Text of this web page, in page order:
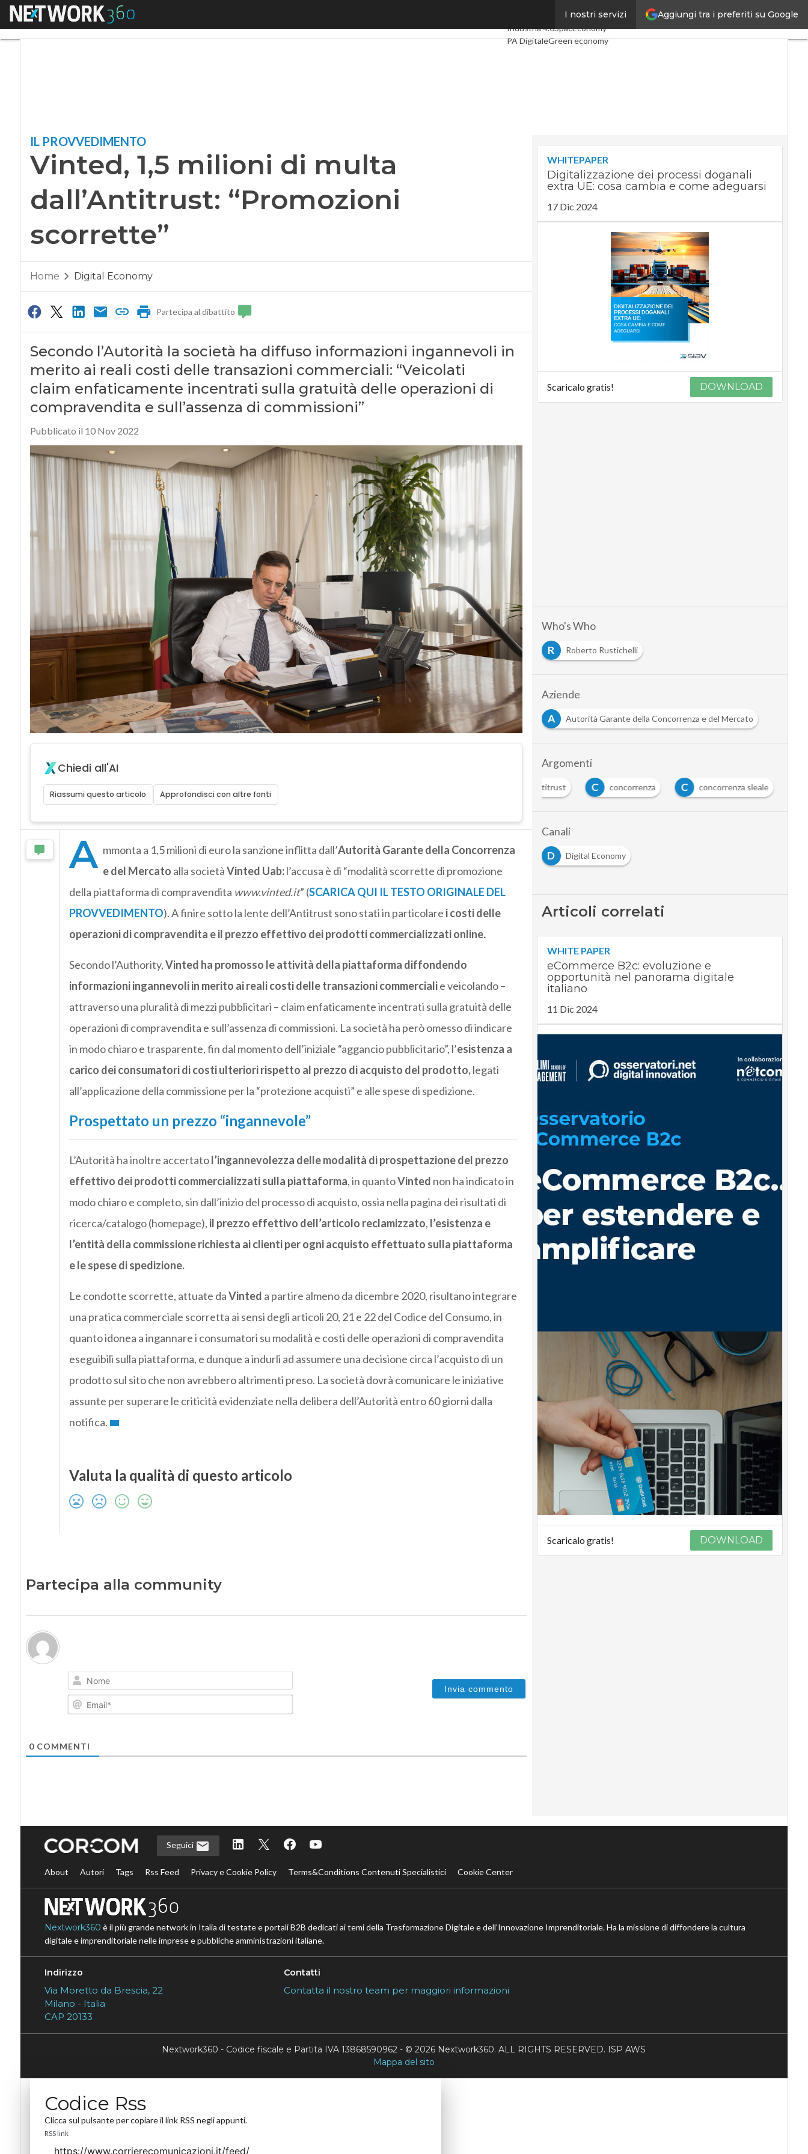
Aggiungi tra i preferiti su Google
I nostri servizi
Menu Digital EconomyTelco
Industria 4.0SpacEconomy
PA DigitaleGreen economy
IL PROVVEDIMENTO
Vinted, 1,5 milioni di multa
dall’Antitrust: “Promozioni
scorrette”
Home Digital Economy
Partecipa al dibattito
Secondo l’Autorità la società ha diffuso informazioni ingannevoli in
merito ai reali costi delle transazioni commerciali: “Veicolati
claim enfaticamente incentrati sulla gratuità delle operazioni di
compravendita e sull’assenza di commissioni”
Pubblicato il 10 Nov 2022
Chiedi all'AI
Riassumi questo articolo Approfondisci con altre fonti
A mmonta a 1,5 milioni di euro la sanzione inflitta dall’Autorità Garante della Concorrenza
e del Mercato alla societàVinted Uab:l’accusa è di “modalità scorrette di promozione
della piattaforma di compravendita www.vinted.it” (SCARICA QUI IL TESTO ORIGINALE DEL
PROVVEDIMENTO). A finire sotto la lente dell’Antitrust sono stati in particolare i costi delle
operazioni di compravendita e il prezzo effettivo dei prodotti commercializzati online.
Secondo l’Authority,Vinted ha promosso le attività della piattaforma diffondendo
informazioni ingannevoli in merito ai reali costi delle transazioni commercialie veicolando –
attraverso una pluralità di mezzi pubblicitari – claim enfaticamente incentrati sulla gratuità delle
operazioni di compravendita e sull’assenza di commissioni. La società ha però omesso di indicare
in modo chiaro e trasparente, fin dal momento dell’iniziale “aggancio pubblicitario”, l’esistenza a
carico dei consumatori di costi ulteriori rispetto al prezzo di acquisto del prodotto,legati
all’applicazione della commissione per la “protezione acquisti” e alle spese di spedizione.
Prospettato un prezzo “ingannevole”
L’Autorità ha inoltre accertatol’ingannevolezza delle modalità di prospettazione del prezzo
effettivo dei prodotti commercializzati sulla piattaforma, in quantoVinted non ha indicato in
modo chiaro e completo, sin dall’inizio del processo di acquisto, ossia nella pagina dei risultati di
ricerca/catalogo (homepage), il prezzo effettivo dell’articolo reclamizzato, l’esistenza e
l’entità della commissione richiesta ai clienti per ogni acquisto effettuato sulla piattaforma
e le spese di spedizione.
Le condotte scorrette, attuate daVinted a partire almeno da dicembre 2020, risultano integrare
una pratica commerciale scorretta ai sensi degli articoli 20, 21 e 22 del Codice del Consumo, in
quanto idonea a ingannare i consumatori su modalità e costi delle operazioni di compravendita
eseguibili sulla piattaforma, e dunque a indurli ad assumere una decisione circa l’acquisto di un
prodotto sul sito che non avrebbero altrimenti preso. La società dovrà comunicare le iniziative
assunte per superare le criticità evidenziate nella delibera dell’Autorità entro 60 giorni dalla
notifica.
Valuta la qualità di questo articolo
Partecipa alla community
Nome
Email*
0COMMENTI
WHITEPAPER
Digitalizzazione dei processi doganali
extra UE: cosa cambia e come adeguarsi
17 Dic 2024
Scaricalo gratis! DOWNLOAD
Who's Who
R
Roberto Rustichelli
Aziende
A
Autorità Garante della Concorrenza e del Mercato
Argomenti
Antitrust C concorrenza C concorrenza sleale
Canali
D
Digital Economy
Articoli correlati
WHITE PAPER
eCommerce B2c: evoluzione e
opportunità nel panorama digitale
italiano
11 Dic 2024
Scaricalo gratis! DOWNLOAD
Seguici
About Autori Tags Rss Feed Privacy e Cookie Policy Terms&Conditions Contenuti Specialistici Cookie Center
Nextwork360 è il più grande network in Italia di testate e portali B2B dedicati ai temi della Trasformazione Digitale e dell’Innovazione Imprenditoriale. Ha la missione di diffondere la cultura
digitale e imprenditoriale nelle imprese e pubbliche amministrazioni italiane.
Indirizzo
Via Moretto da Brescia, 22
Milano - Italia
CAP 20133
Contatti
Contatta il nostro team per maggiori informazioni
Nextwork360 - Codice fiscale e Partita IVA 13868590962 - © 2026 Nextwork360. ALL RIGHTS RESERVED. ISP AWS
Mappa del sito
Codice Rss
Clicca sul pulsante per copiare il link RSS negli appunti.
RSS link